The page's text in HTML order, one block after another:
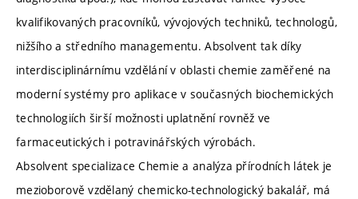
kvalifikovaných pracovníků, vývojových techniků, technologů,
nižšího a středního managementu. Absolvent tak díky
interdisciplinárnímu vzdělání v oblasti chemie zaměřené na
moderní systémy pro aplikace v současných biochemických
technologiích širší možnosti uplatnění rovněž ve
farmaceutických i potravinářských výrobách.
Absolvent specializace Chemie a analýza přírodních látek je
mezioborově vzdělaný chemicko-technologický bakalář, má